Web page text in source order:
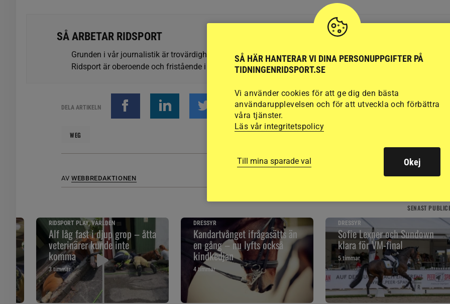
SÅ ARBETAR RIDSPORT
Grunden i vår journalistik är trovärdighet och opartiskhet. Det vi publicerar ska vara sant och relevant.
Ridsport är oberoende och fristående i förhållande till ekonomiska, privata, politiska och andra intressen.
DELA ARTIKELN
WEG
AV WEBBREDAKTIONEN
SENAST
RIDSPORT PLAY, VÄRLDEN
Alf låg fast i djup grop – åtta
veterinärer kunde inte
komma
3 timmar
DRESSYR
Kandartvånget ifrågasätts än
en gång – nu lyfts också
kindkedjan
4 timmar
DRESSYR
Sofie Lexner och Sundown
klara för VM-final
5 timmar
SÅ HÄR HANTERAR VI DINA PERSONUPPGIFTER PÅ
TIDNINGENRIDSPORT.SE
Vi använder cookies för att ge dig den bästa
användarupplevelsen och för att utveckla och förbättra
våra tjänster.
Läs vår integritetspolicy
Till mina sparade val Okej